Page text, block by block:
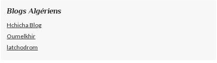
Blogs Algériens
Hchicha Blog
Oumelkhir
latchodrom